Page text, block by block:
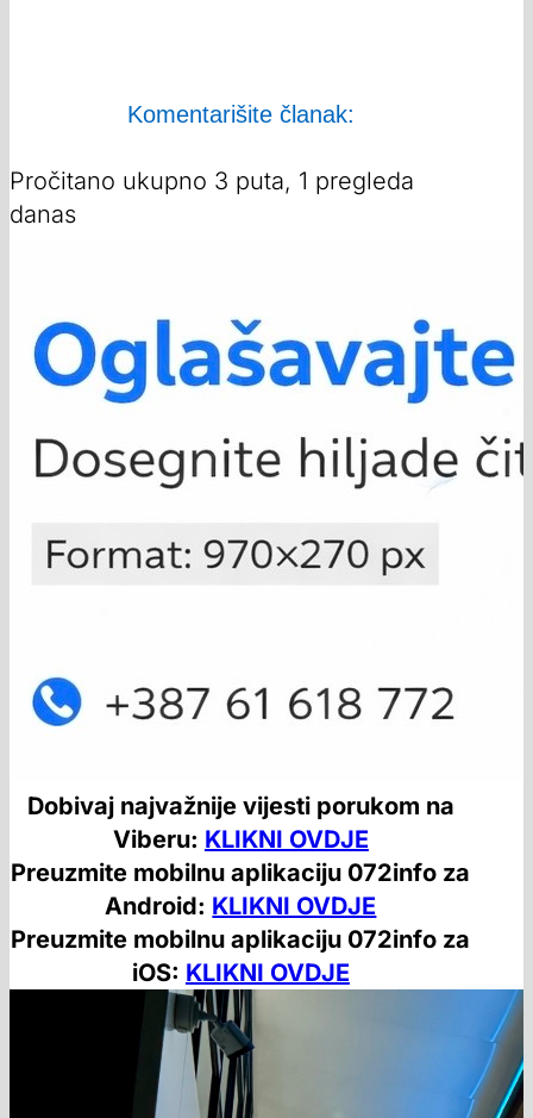
Komentarišite članak:
Pročitano ukupno 3 puta, 1 pregleda
danas
Dobivaj najvažnije vijesti porukom na
Viberu: KLIKNI OVDJE
Preuzmite mobilnu aplikaciju 072info za
Android: KLIKNI OVDJE
Preuzmite mobilnu aplikaciju 072info za
iOS: KLIKNI OVDJE